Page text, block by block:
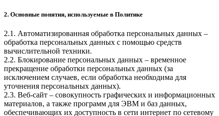
2. Основные понятия, используемые в Политике
2.1. Автоматизированная обработка персональных данных –
обработка персональных данных с помощью средств
вычислительной техники.
2.2. Блокирование персональных данных – временное
прекращение обработки персональных данных (за
исключением случаев, если обработка необходима для
уточнения персональных данных).
2.3. Веб-сайт – совокупность графических и информационных
материалов, а также программ для ЭВМ и баз данных,
обеспечивающих их доступность в сети интернет по сетевому